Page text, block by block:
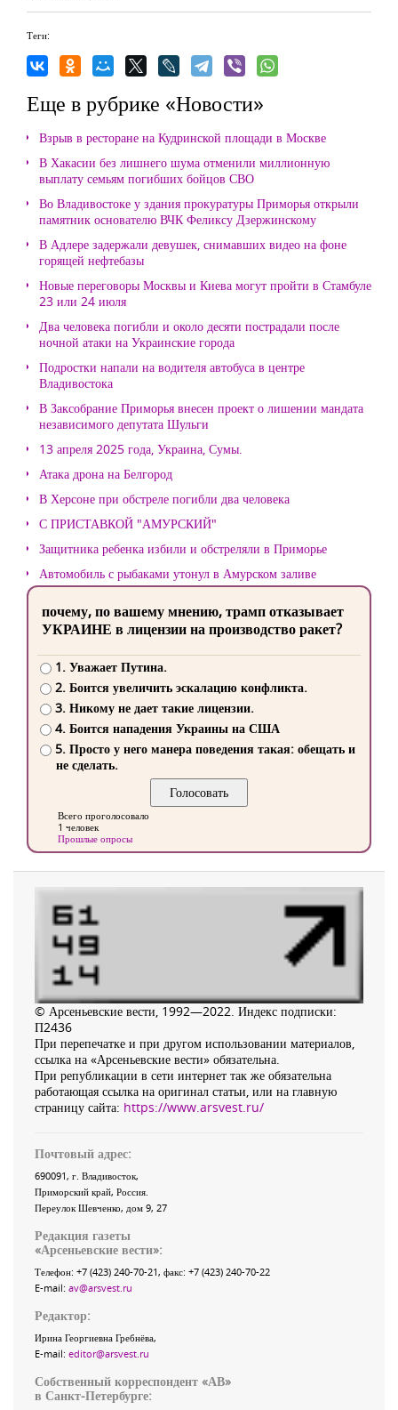
Теги:
Еще в рубрике «Новости»
Взрыв в ресторане на Кудринской площади в Москве
В Хакасии без лишнего шума отменили миллионную
выплату семьям погибших бойцов СВО
Во Владивостоке у здания прокуратуры Приморья открыли
памятник основателю ВЧК Феликсу Дзержинскому
В Адлере задержали девушек, снимавших видео на фоне
горящей нефтебазы
Новые переговоры Москвы и Киева могут пройти в Стамбуле
23 или 24 июля
Два человека погибли и около десяти пострадали после
ночной атаки на Украинские города
Подростки напали на водителя автобуса в центре
Владивостока
В Заксобрание Приморья внесен проект о лишении мандата
независимого депутата Шульги
13 апреля 2025 года, Украина, Сумы.
Атака дрона на Белгород
В Херсоне при обстреле погибли два человека
С ПРИСТАВКОЙ "АМУРСКИЙ"
Защитника ребенка избили и обстреляли в Приморье
Автомобиль с рыбаками утонул в Амурском заливе
почему, по вашему мнению, трамп отказывает
УКРАИНЕ в лицензии на производство ракет?
1. Уважает Путина.
2. Боится увеличить эскалацию конфликта.
3. Никому не дает такие лицензии.
4. Боится нападения Украины на США
5. Просто у него манера поведения такая: обещать и
не сделать.
Всего проголосовало
1 человек
Прошлые опросы
© Арсеньевские вести, 1992—2022. Индекс подписки:
П2436
При перепечатке и при другом использовании материалов,
ссылка на «Арсеньевские вести» обязательна.
При републикации в сети интернет так же обязательна
работающая ссылка на оригинал статьи, или на главную
страницу сайта: https://www.arsvest.ru/
Почтовый адрес:
690091, г. Владивосток,
Приморский край, Россия
Переулок Шевченко, дом 9, 27
Редакция газеты
«Арсеньевские вести»:
Телефон: +7 (423) 240-70-21, факс: +7 (423) 240-70-22
E-mail: av@arsvest.ru
Редактор:
Ирина Георгиевна Гребнёва,
E-mail: editor@arsvest.ru
Собственный корреспондент «АВ»
в Санкт-Петербурге: